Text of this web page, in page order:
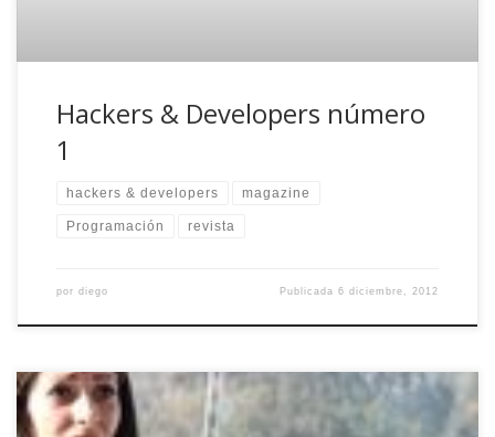
Hackers & Developers número
1
hackers & developers magazine
Programación revista
por diego Publicada6 diciembre, 2012